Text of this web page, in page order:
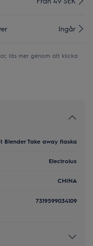
Ingår
läs mer genom att klicka
Blender Take away flaska
Electrolux
CHINA
7319599034109